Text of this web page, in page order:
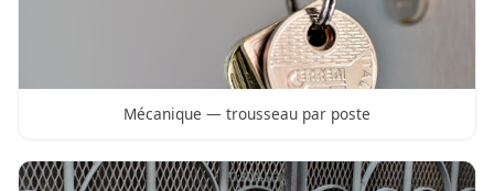
Mécanique — trousseau par poste